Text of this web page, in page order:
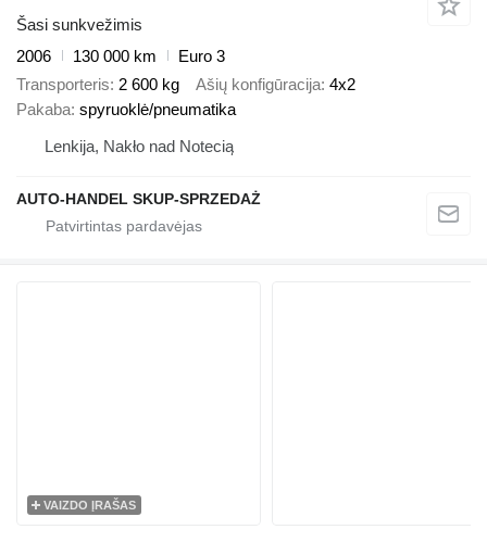
Šasi sunkvežimis
2006
130 000 km
Euro 3
Transporteris 2 600 kg Ašių konfigūracija 4x2
Pakaba spyruoklė/pneumatika
Lenkija, Nakło nad Notecią
AUTO-HANDEL SKUP-SPRZEDAŻ
VAIZDO ĮRAŠAS